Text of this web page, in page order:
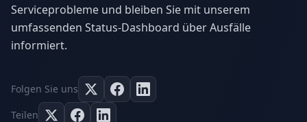
Serviceprobleme und bleiben Sie mit unserem
umfassenden Status-Dashboard über Ausfälle
informiert.
Folgen Sie uns
Teilen